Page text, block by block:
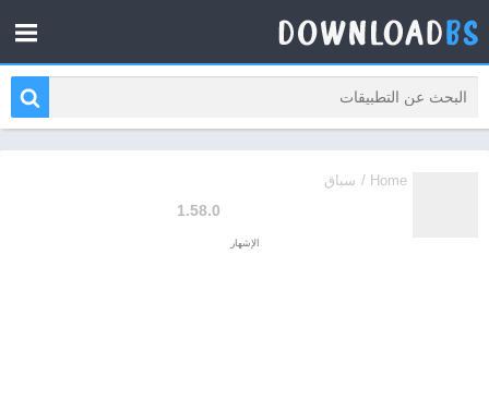
Home
/ سباق
1.58.0
الإشهار